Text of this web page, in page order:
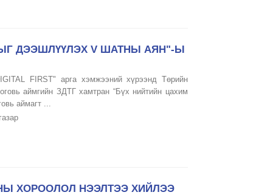
ДЭЭШЛҮҮЛЭХ V ШАТНЫ АЯН"-Ы
FIRST" арга хэмжээний хүрээнд Төрийн
аймгийн ЗДТГ хамтран “Бүх нийтийн цахим
аймагт ...
ХОРООЛОЛ НЭЭЛТЭЭ ХИЙЛЭЭ